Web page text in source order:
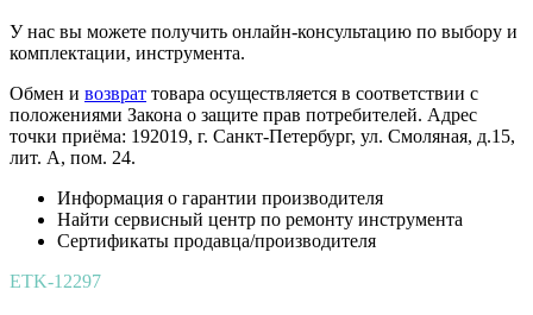
У нас вы можете получить онлайн-консультацию по выбору и
комплектации, инструмента.
Обмен и возврат товара осуществляется в соответствии с
положениями Закона о защите прав потребителей. Адрес
точки приёма: 192019, г. Санкт-Петербург, ул. Смоляная, д.15,
лит. А, пом. 24.
Информация о гарантии производителя
Найти сервисный центр по ремонту инструмента
Сертификаты продавца/производителя
ETK-12297